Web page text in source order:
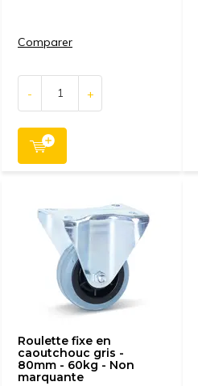
Comparer
- +
Roulette fixe en
caoutchouc gris -
80mm - 60kg - Non
marquante